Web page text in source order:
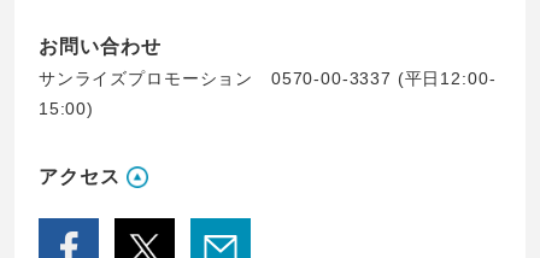
お問い合わせ
サンライズプロモーション 0570-00-3337 (平日12:00-
15:00)
アクセス